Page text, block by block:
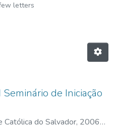
letters
de Iniciação
Católica do Salvador, 2006-